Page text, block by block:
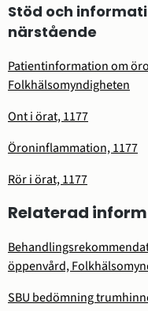
Stöd och
närstående
Patientinformation om
Folkhälsomyndigheten
Ont i örat, 1177
Öroninflammation, 1177
Rör i örat, 1177
Relaterad
öppenvård,
SBU bedömning